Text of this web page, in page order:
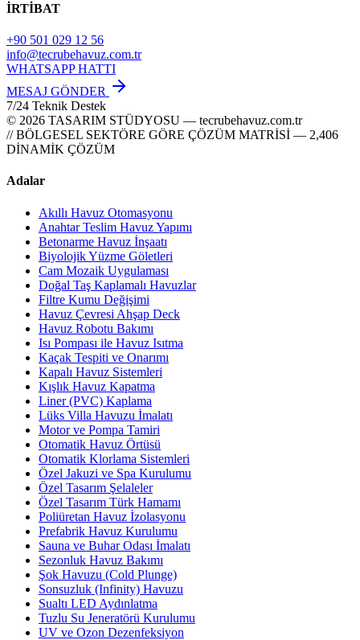
İRTİBAT
+90 501 029 12 56
info@tecrubehavuz.com.tr
WHATSAPP HATTI
MESAJ GÖNDER
7/24 Teknik Destek
© 2026 TASARIM STÜDYOSU — tecrubehavuz.com.tr
// BÖLGESEL SEKTÖRE GÖRE ÇÖZÜM MATRİSİ — 2,406
DİNAMİK ÇÖZÜM
Adalar
Akıllı Havuz Otomasyonu
Anahtar Teslim Havuz Yapımı
Betonarme Havuz İnşaatı
Biyolojik Yüzme Göletleri
Cam Mozaik Uygulaması
Doğal Taş Kaplamalı Havuzlar
Filtre Kumu Değişimi
Havuz Çevresi Ahşap Deck
Havuz Robotu Bakımı
Isı Pompası ile Havuz Isıtma
Kaçak Tespiti ve Onarımı
Kapalı Havuz Sistemleri
Kışlık Havuz Kapatma
Liner (PVC) Kaplama
Lüks Villa Havuzu İmalatı
Motor ve Pompa Tamiri
Otomatik Havuz Örtüsü
Otomatik Klorlama Sistemleri
Özel Jakuzi ve Spa Kurulumu
Özel Tasarım Şelaleler
Özel Tasarım Türk Hamamı
Poliüretan Havuz İzolasyonu
Prefabrik Havuz Kurulumu
Sauna ve Buhar Odası İmalatı
Sezonluk Havuz Bakımı
Şok Havuzu (Cold Plunge)
Sonsuzluk (Infinity) Havuzu
Sualtı LED Aydınlatma
Tuzlu Su Jeneratörü Kurulumu
UV ve Ozon Dezenfeksiyon